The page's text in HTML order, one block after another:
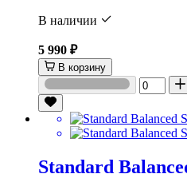
В наличии
5 990 ₽
В корзину
Standard